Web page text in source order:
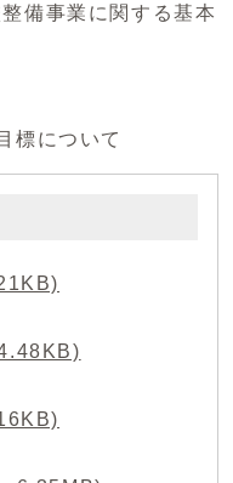
備事業に関する基本
標について